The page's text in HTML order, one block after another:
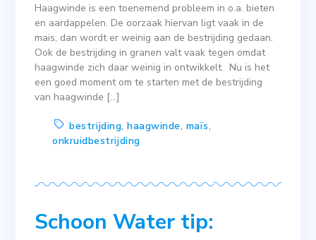
Haagwinde is een toenemend probleem in o.a. bieten
en aardappelen. De oorzaak hiervan ligt vaak in de
mais, dan wordt er weinig aan de bestrijding gedaan.
Ook de bestrijding in granen valt vaak tegen omdat
haagwinde zich daar weinig in ontwikkelt. Nu is het
een goed moment om te starten met de bestrijding
van haagwinde […]
bestrijding,haagwinde, maïs,
onkruidbestrijding
Schoon Water tip: